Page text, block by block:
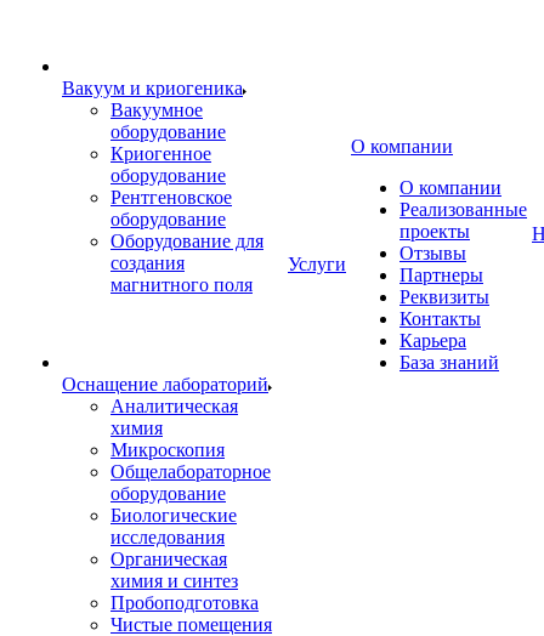
Вакуум и криогеника
Вакуумное
оборудование
Криогенное
оборудование
Рентгеновское
оборудование
Оборудование для
создания
магнитного поля
Оснащение лабораторий
Аналитическая
химия
Микроскопия
Общелабораторное
оборудование
Биологические
исследования
Органическая
химия и синтез
Пробоподготовка
Чистые помещения
Услуги
О компании
О компании
Реализованные
проекты
Отзывы
Партнеры
Реквизиты
Контакты
Карьера
База знаний